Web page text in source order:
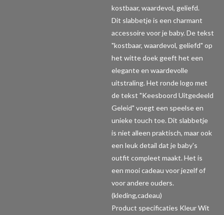
kostbaar, waardevol, geliefd.
Dit slabbetje is een charmant
accessoire voor je baby. De tekst
"kostbaar, waardevol, geliefd" op
het witte doek geeft het een
elegante en waardevolle
uitstraling. Het ronde logo met
de tekst "Keesboord Uitgedeeld
Geleid" voegt een speelse en
unieke touch toe. Dit slabbetje
is niet alleen praktisch, maar ook
een leuk detail dat je baby's
outfit compleet maakt. Het is
een mooi cadeau voor jezelf of
voor andere ouders.
(kleding,cadeau)
Product specificaties Kleur Wit